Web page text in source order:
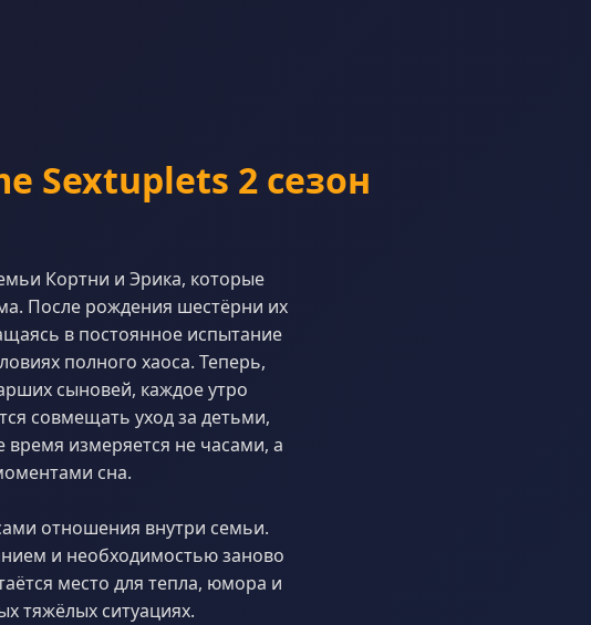
Sextuplets 2 сезон
Кортни и Эрика, которые
После рождения шестёрни их
в постоянное испытание
полного хаоса. Теперь,
сыновей, каждое утро
совмещать уход за детьми,
время измеряется не часами, а
сна.
отношения внутри семьи.
и необходимостью заново
место для тепла, юмора и
тяжёлых ситуациях.